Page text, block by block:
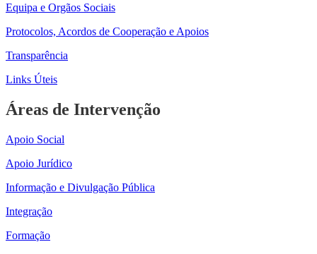
Equipa e Orgãos Sociais
Protocolos, Acordos de Cooperação e Apoios
Transparência
Links Úteis
Áreas de Intervenção
Apoio Social
Apoio Jurídico
Informação e Divulgação Pública
Integração
Formação